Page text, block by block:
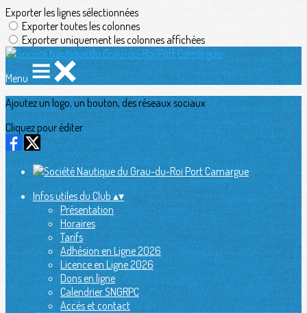
Exporter les lignes sélectionnées
Exporter toutes les colonnes
Exporter uniquement les colonnes affichées
Menu
Ajoutez un logo, un bouton, des réseaux sociaux
Cliquez pour éditer
Infos utiles du Club▴▾
Présentation
Horaires
Tarifs
Adhésion en Ligne 2026
Licence en Ligne 2026
Dons en ligne
Calendrier SNGRPC
Accès et contact